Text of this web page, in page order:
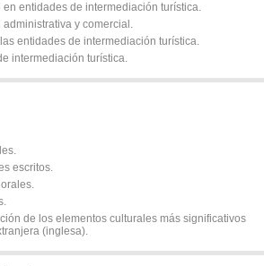
entidades de intermediación turística.
y comercial.
entidades de intermediación turística.
intermediación turística.
escritos.
de los elementos culturales más significativos
(inglesa).